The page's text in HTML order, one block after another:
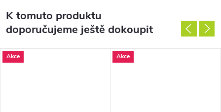
K tomuto produktu
doporučujeme ještě dokoupit
Akce Akce